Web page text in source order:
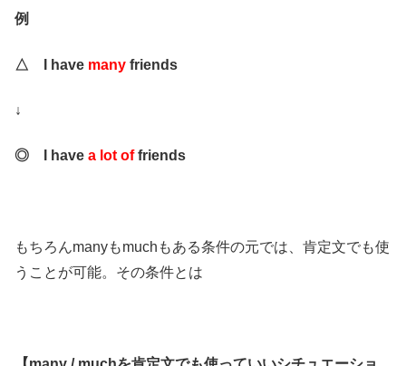
例
△ I have many friends
↓
◎ I have a lot offriends
もちろんmanyもmuchもある条件の元では、肯定文でも使
うことが可能。その条件とは